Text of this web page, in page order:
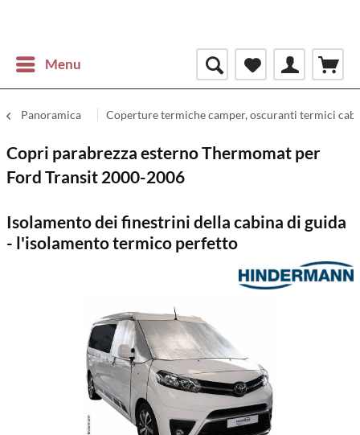
Menu
Panoramica Coperture termiche camper, oscuranti termici
Copri parabrezza esterno Thermomat per
Ford Transit 2000-2006
Isolamento dei finestrini della cabina di guida
- l'isolamento termico perfetto